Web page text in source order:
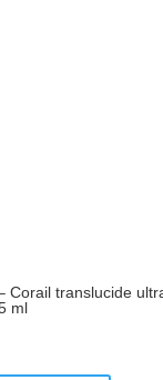
Corail translucide
ml